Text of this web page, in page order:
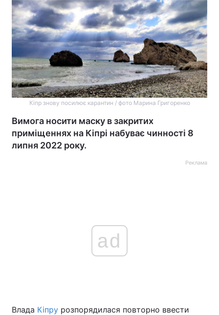
Головна Війна
Кіпр знову посилює карантин / фото Марина Григоренко
Вимога носити маску в закритих
приміщеннях на Кіпрі набуває чинності 8
липня 2022 року.
Реклама
ad
Влада Кіпру розпорядилася повторно ввести